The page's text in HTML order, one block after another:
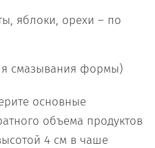
яблоки, орехи – по
смазывания формы)
основные
объема продуктов
4 см в чаше